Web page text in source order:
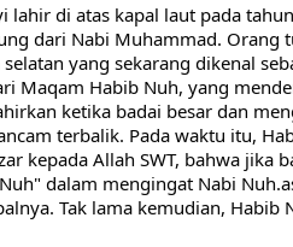
lahir di atas kapal laut pada
dari Nabi Muhammad. Orang
yang sekarang dikenal
Maqam Habib Nuh, yang
ketika badai besar dan
terbalik. Pada waktu itu,
kepada Allah SWT, bahwa jika
dalam mengingat Nabi
Tak lama kemudian, Habib